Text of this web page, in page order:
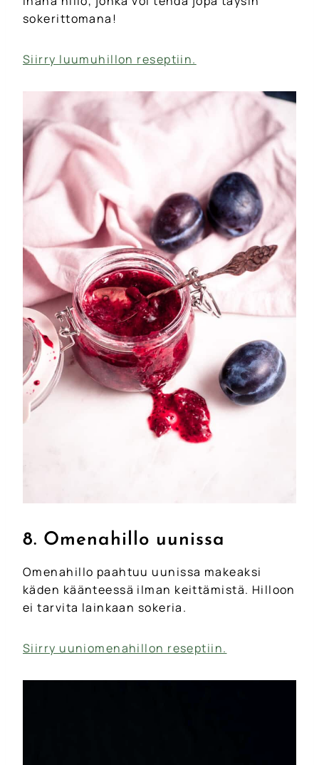
sokerittomana!
Siirry luumuhillon reseptiin.
8. Omenahillo uunissa
Omenahillo paahtuu uunissa makeaksi
käden käänteessä ilman keittämistä. Hilloon
ei tarvita lainkaan sokeria.
Siirry uuniomenahillon reseptiin.